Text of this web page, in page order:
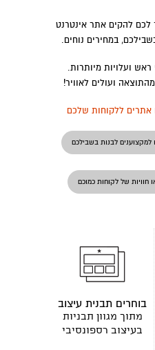
לכם להקים אתר אינטרנט
במחירים נוחים.
ועלויות מיותרות.
ועולים לאוויר!
אתרים ללקוחות שלכם
למקצוענים לבנות בשבילכם
חוויות של לקוחות כמוכם
בוחרים תבנית עיצוב
מתוך מגוון תבניות
בעיצוב רספונסיבי